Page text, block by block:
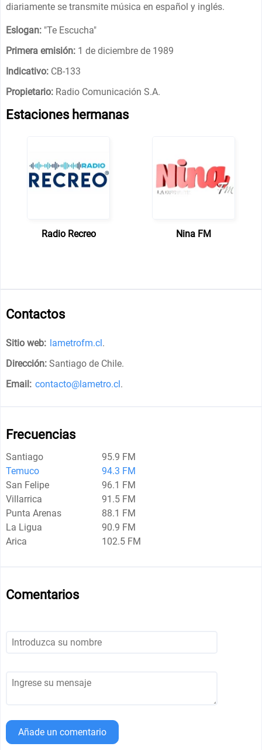
diariamente se transmite música en español y inglés.
Eslogan: "Te Escucha"
Primera emisión: 1 de diciembre de 1989
Indicativo: CB-133
Propietario: Radio Comunicación S.A.
Estaciones hermanas
Radio Recreo Nina FM
Contactos
Sitio web: lametrofm.cl.
Dirección: Santiago de Chile.
Email: contacto@lametro.cl.
Frecuencias
Santiago
95.9 FM
Temuco
94.3 FM
San Felipe
96.1 FM
Villarrica
91.5 FM
Punta Arenas
88.1 FM
La Ligua
90.9 FM
Arica
102.5 FM
Comentarios
Añade un comentario